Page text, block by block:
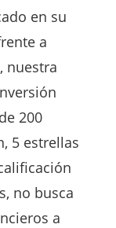
en su
a
nuestra
200
5 estrellas
no busca
a